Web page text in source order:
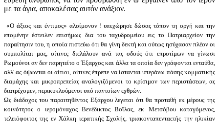
με τα άγια, αποκαλέσας αυτόν ανάξιον.
«Ο άξιος και έντιμος» αλοίμονον ! υπεχώρησε δώσας τόπον τη οργή και την
επομένην έστειλεν επισήμως δια του ταχυδρομείου εις το Πατριαρχείον την
παραίτησιν του, η οποία πιστεύω ότι θα γίνη δεκτή και ούτως ησύχασαν πλέον οι
συμπολίται μας, οίτινες διελάλουν ανά τας οδούς ότι επροτίμων να γίνωσι
Ρωμούνοι αν δεν παρητείτο ο Έξαρχος και άλλα τα οποία δεν γράφονται ενταύθα,
αλλ' ας όψωνται οι αίτιοι, οίτινες έπρεπε να ίστανται υπεράνω πάσης κομματικής
διαμάχης και μικροπρεπείας αναλογιζόμενοι το κρίσιμον των περιστάσεων, ας
διατρέχομεν, περικυκλούμενοι υπό παντοίων εχθρών.
Ως διάδοχος του παραιτηθέντος Εξάρχου λεγεται ότι θα προταθή εκ μέρους της
κοινότητος ο ιερομόναχος Βενέδικτος Βοΐλας, εκ Μετσόβου καταγόμενος,
τελειόφοιτος της εν Χάλκη ιερατικής Σχολής, τριακονταπενταετής την ηλικίαν